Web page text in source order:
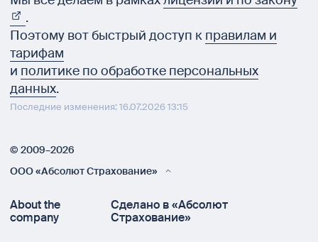
.
Поэтому вот быстрый доступ к правилам и
тарифам
и политике по обработке персональных
данных.
Последние изменения: 16.07.2026 13:15
© 2009–2026
ООО «Абсолют Страхование»
About the
company
Сделано в «Абсолют
Страхование»